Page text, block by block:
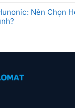
Nên Chọn